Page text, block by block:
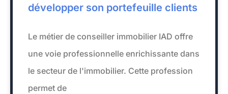
développer son portefeuille clients
Le métier de conseiller immobilier IAD offre
une voie professionnelle enrichissante dans
le secteur de l'immobilier. Cette profession
permet de